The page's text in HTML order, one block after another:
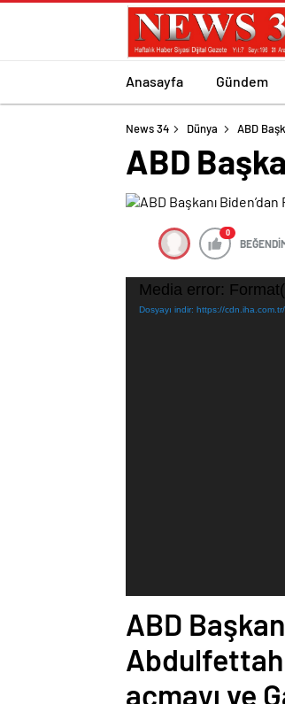
Anasayfa Gündem
News 34 Dünya ABD
ABD
0
Video
Media error:
Dosyayı indir: https://
ABD
Abdulfettah
açmayı ve